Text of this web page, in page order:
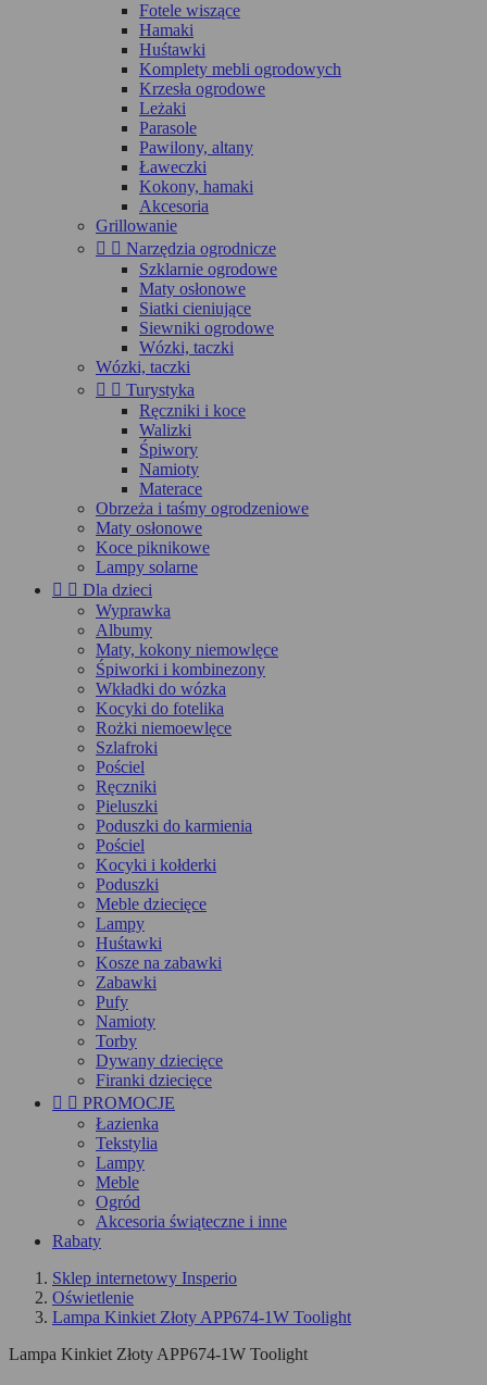
Fotele wiszące
Hamaki
Huśtawki
Komplety mebli ogrodowych
Krzesła ogrodowe
Leżaki
Parasole
Pawilony, altany
Ławeczki
Kokony, hamaki
Akcesoria
Grillowanie
  Narzędzia ogrodnicze
Szklarnie ogrodowe
Maty osłonowe
Siatki cieniujące
Siewniki ogrodowe
Wózki, taczki
Wózki, taczki
  Turystyka
Ręczniki i koce
Walizki
Śpiwory
Namioty
Materace
Obrzeża i taśmy ogrodzeniowe
Maty osłonowe
Koce piknikowe
Lampy solarne
  Dla dzieci
Wyprawka
Albumy
Maty, kokony niemowlęce
Śpiworki i kombinezony
Wkładki do wózka
Kocyki do fotelika
Rożki niemoewlęce
Szlafroki
Pościel
Ręczniki
Pieluszki
Poduszki do karmienia
Pościel
Kocyki i kołderki
Poduszki
Meble dziecięce
Lampy
Huśtawki
Kosze na zabawki
Zabawki
Pufy
Namioty
Torby
Dywany dziecięce
Firanki dziecięce
  PROMOCJE
Łazienka
Tekstylia
Lampy
Meble
Ogród
Akcesoria świąteczne i inne
Rabaty
Sklep internetowy Insperio
Oświetlenie
Lampa Kinkiet Złoty APP674-1W Toolight
Lampa Kinkiet Złoty APP674-1W Toolight